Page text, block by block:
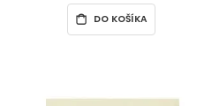
DO KOŠÍKA